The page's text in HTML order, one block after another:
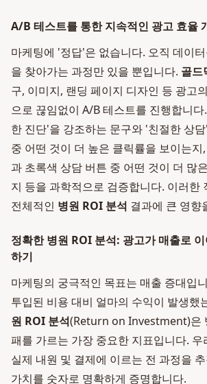
A/B 테스트를 통한 지속적인 광고 효율
마케팅에 '정답'은 없습니다. 오직 데이
을 찾아가는 과정만 있을 뿐입니다. 골드
구, 이미지, 랜딩 페이지 디자인 등 광고
으로 끊임없이 A/B 테스트를 진행합니
한 진단'을 강조하는 문구와 '친절한 상
중 어떤 것이 더 높은 클릭률을 보이는지
과 초록색 상담 버튼 중 어떤 것이 더 많
지 등을 과학적으로 검증합니다. 이러한
전체적인 병원 ROI 분석 결과에 큰 영향
정확한 병원 ROI 분석: 광고가 매출로
하기
마케팅의 궁극적인 목표는 매출 증대입
투입된 비용 대비 얼마의 수익이 발생했
원 ROI 분석(Return on Investment)은
패를 가르는 가장 중요한 지표입니다. 우
실제 내원 및 결제에 이르는 전 과정을
가치를 숫자로 명확하게 증명합니다.